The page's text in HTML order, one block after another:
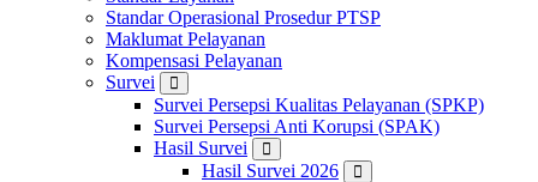
Standar Operasional Prosedur PTSP
Maklumat Pelayanan
Kompensasi Pelayanan
Survei
Survei Persepsi Kualitas Pelayanan (SPKP)
Survei Persepsi Anti Korupsi (SPAK)
Hasil Survei
Hasil Survei 2026